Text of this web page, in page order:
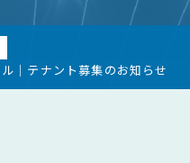
｜テナント募集のお知らせ